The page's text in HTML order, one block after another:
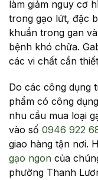
làm giảm nguy cơ
trong gạo lứt, đặc
khuẩn trong gan
bệnh khó chữa.
các vi chất cần
Do các công dụng
phẩm có công
nhu cầu mua loại
vào số 0946 922
giao hàng tận nơi.
gạo ngon của
phường Thanh